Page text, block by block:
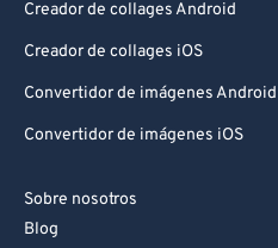
Creador de collages Android
Creador de collages iOS
Convertidor de imágenes Android
Convertidor de imágenes iOS
Sobre nosotros
Blog